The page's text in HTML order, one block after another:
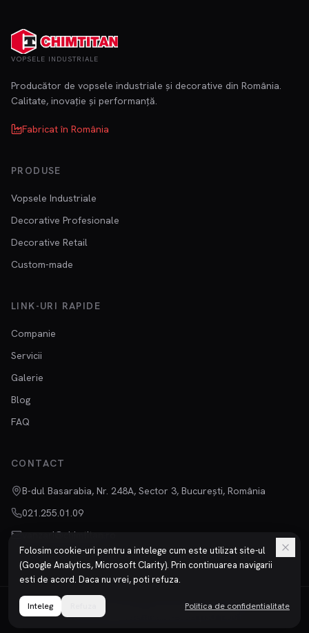
VOPSELE INDUSTRIALE
Producător de vopsele industriale și decorative din România.
Calitate, inovație și performanță.
Fabricat în România
PRODUSE
Vopsele Industriale
Decorative Profesionale
Decorative Retail
Custom-made
LINK-URI RAPIDE
Companie
Servicii
Galerie
Blog
FAQ
CONTACT
B-dul Basarabia, Nr. 248A, Sector 3, București, România
021.255.01.09
vanzari@chimtitan.ro
Toate drepturile rezervate.
Confidentialitate
Folosim cookie-uri pentru a intelege cum este utilizat site-ul
(Google Analytics, Microsoft Clarity). Prin continuarea navigarii
esti de acord. Daca nu vrei, poti refuza.
Inteleg Politica de confidentialitate